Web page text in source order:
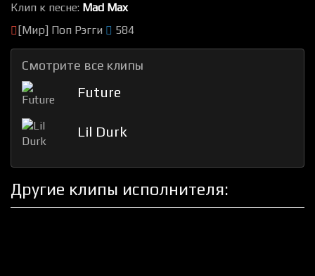
Клип к песне: Mad Max
[Мир] Поп Рэгги
584
Смотрите все клипы
Future
Lil Durk
Другие клипы исполнителя: